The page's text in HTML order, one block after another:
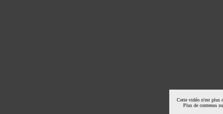
Cette vidéo n'est plus
Plus de contenus